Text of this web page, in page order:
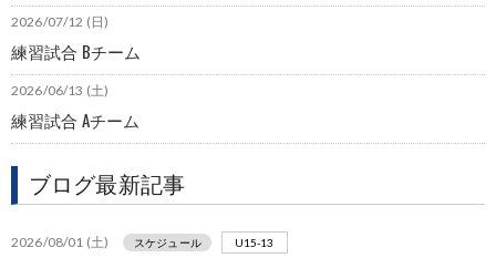
2026/07/12 (日)
練習試合 Bチーム
2026/06/13 (土)
練習試合 Aチーム
ブログ最新記事
2026/08/01 (土) スケジュール U15-13